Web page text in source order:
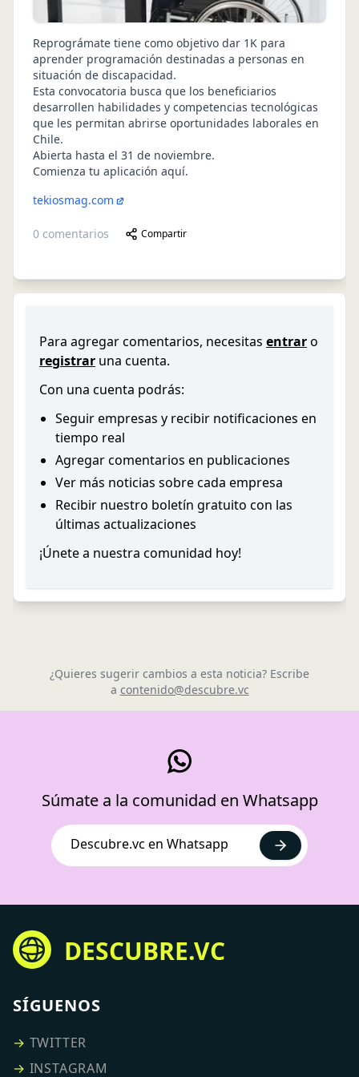
Reprográmate tiene como objetivo dar 1K para
aprender programación destinadas a personas en
situación de discapacidad.
Esta convocatoria busca que los beneficiarios
desarrollen habilidades y competencias tecnológicas
que les permitan abrirse oportunidades laborales en
Chile.
Abierta hasta el 31 de noviembre.
Comienza tu aplicación aquí.
tekiosmag.com
0 comentarios Compartir
Para agregar comentarios, necesitas entraro
registrar una cuenta.
Con una cuenta podrás:
Seguir empresas y recibir notificaciones en
tiempo real
Agregar comentarios en publicaciones
Ver más noticias sobre cada empresa
Recibir nuestro boletín gratuito con las
últimas actualizaciones
¡Únete a nuestra comunidad hoy!
¿Quieres sugerir cambios a esta noticia? Escribe
a contenido@descubre.vc
Súmate a la comunidad en Whatsapp
Descubre.vc en Whatsapp
DESCUBRE.VC
SÍGUENOS
→ TWITTER
→ INSTAGRAM